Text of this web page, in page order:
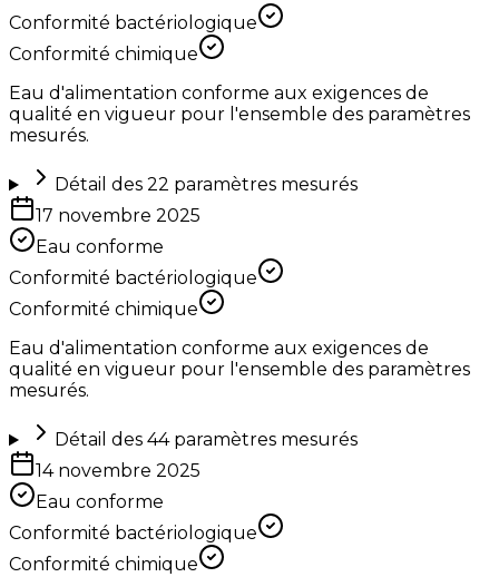
Conformité bactériologique
Conformité chimique
Eau d'alimentation conforme aux exigences de
qualité en vigueur pour l'ensemble des paramètres
mesurés.
Détail des 22 paramètres mesurés
17 novembre 2025
Eau conforme
Conformité bactériologique
Conformité chimique
Eau d'alimentation conforme aux exigences de
qualité en vigueur pour l'ensemble des paramètres
mesurés.
Détail des 44paramètres mesurés
14 novembre 2025
Eau conforme
Conformité bactériologique
Conformité chimique